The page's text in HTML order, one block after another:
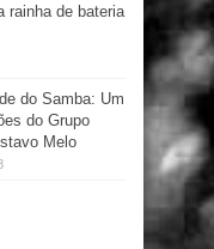
rainha de bateria
do Samba: Um
do Grupo
Melo